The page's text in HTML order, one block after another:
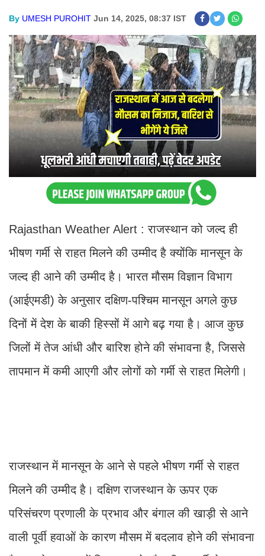
By UMESH PUROHIT Jun 14, 2025, 08:37 IST
Rajasthan Weather Alert : राजस्थान को जल्द ही
भीषण गर्मी से राहत मिलने की उम्मीद है क्योंकि मानसून के
जल्द ही आने की उम्मीद है। भारत मौसम विज्ञान विभाग
(आईएमडी) के अनुसार दक्षिण-पश्चिम मानसून अगले कुछ
दिनों में देश के बाकी हिस्सों में आगे बढ़ गया है। आज कुछ
जिलों में तेज आंधी और बारिश होने की संभावना है, जिससे
तापमान में कमी आएगी और लोगों को गर्मी से राहत मिलेगी।
राजस्थान में मानसून के आने से पहले भीषण गर्मी से राहत
मिलने की उम्मीद है। दक्षिण राजस्थान के ऊपर एक
परिसंचरण प्रणाली के प्रभाव और बंगाल की खाड़ी से आने
वाली पूर्वी हवाओं के कारण मौसम में बदलाव होने की संभावना